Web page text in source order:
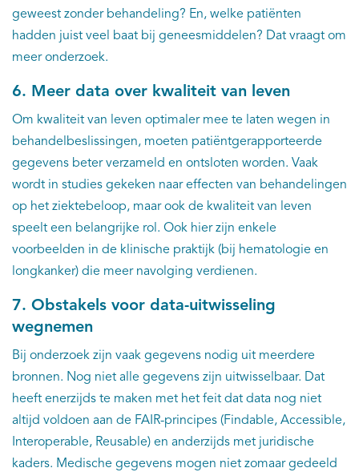
geweest zonder behandeling? En, welke patiënten
hadden juist veel baat bij geneesmiddelen? Dat vraagt om
meer onderzoek.
6. Meer data over kwaliteit van leven
Om kwaliteit van leven optimaler mee te laten wegen in
behandelbeslissingen, moeten patiëntgerapporteerde
gegevens beter verzameld en ontsloten worden. Vaak
wordt in studies gekeken naar effecten van behandelingen
op het ziektebeloop, maar ook de kwaliteit van leven
speelt een belangrijke rol. Ook hier zijn enkele
voorbeelden in de klinische praktijk (bij hematologie en
longkanker) die meer navolging verdienen.
7. Obstakels voor data-uitwisseling
wegnemen
Bij onderzoek zijn vaak gegevens nodig uit meerdere
bronnen. Nog niet alle gegevens zijn uitwisselbaar. Dat
heeft enerzijds te maken met het feit dat data nog niet
altijd voldoen aan de FAIR-principes (Findable, Accessible,
Interoperable, Reusable) en anderzijds met juridische
kaders. Medische gegevens mogen niet zomaar gedeeld